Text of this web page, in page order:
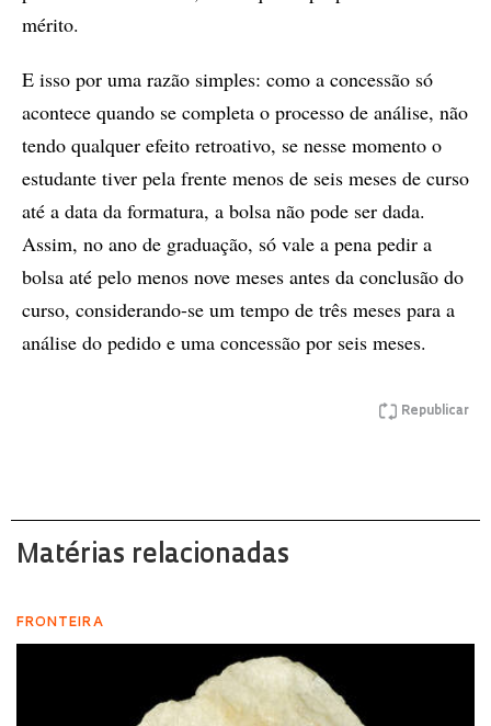
mérito.
E isso por uma razão simples: como a concessão só
acontece quando se completa o processo de análise, não
tendo qualquer efeito retroativo, se nesse momento o
estudante tiver pela frente menos de seis meses de curso
até a data da formatura, a bolsa não pode ser dada.
Assim, no ano de graduação, só vale a pena pedir a
bolsa até pelo menos nove meses antes da conclusão do
curso, considerando-se um tempo de três meses para a
análise do pedido e uma concessão por seis meses.
Republicar